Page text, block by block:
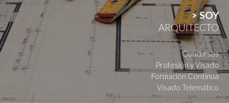
> SOY
ARQUITECTO
Concursos
Profesión y Visado
Formación Continua
Visado Telemático